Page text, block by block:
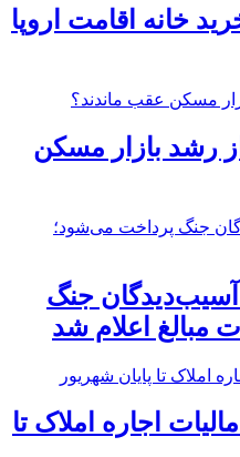
خانه اقامت اروپا
رشد بازار مسکن
جنگ
مبالغ اعلام شد
اجاره املاک تا